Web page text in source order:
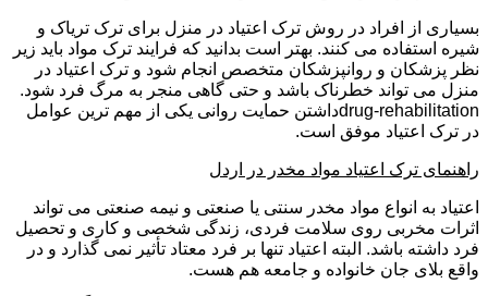
بسیاری از افراد در روش ترک اعتیاد در منزل برای ترک تریاک و
شیره استفاده می کنند. بهتر است بدانید که فرایند ترک مواد باید زیر
نظر پزشکان و روانپزشکان متخصص انجام شود و ترک اعتیاد در
منزل می تواند خطرناک باشد و حتی گاهی منجر به مرگ فرد شود.
drug-rehabilitationداشتن حمایت روانی یکی از مهم ترین عوامل
در ترک اعتیاد موفق است.
راهنمای ترک اعتیاد مواد مخدر در اردل
اعتیاد به انواع مواد مخدر سنتی یا صنعتی و نیمه صنعتی می تواند
اثرات مخربی روی سلامت فردی، زندگی شخصی و کاری و تحصیل
فرد داشته باشد. البته اعتیاد تنها بر فرد معتاد تأثیر نمی گذارد و در
واقع بلای جان خانواده و جامعه هم هست.